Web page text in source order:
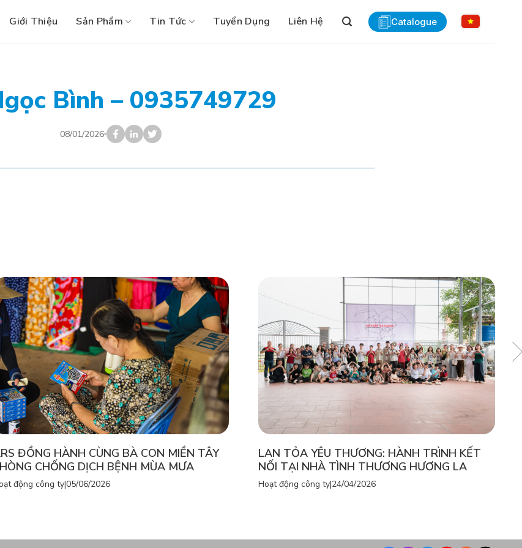
Giới Thiệu Sản Phẩm Tin Tức Tuyển Dụng Liên Hệ Catalogue
Bình – 0935749729
08/01/2026
ĐỒNG HÀNH CÙNG BÀ CON MIỀN TÂY
CHỐNG DỊCH BỆNH MÙA MƯA
động công ty|05/06/2026
LAN TỎA YÊU THƯƠNG: HÀNH TRÌNH KẾT
NỐI TẠI NHÀ TÌNH THƯƠNG HƯƠNG LA
Hoạt động công ty|24/04/2026